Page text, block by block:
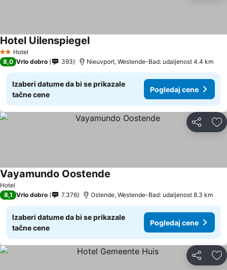
2 Zvezdice
Hotel
Hotel Uilenspiegel
8,0 Vrlo dobro 393 Nieuvport, Westende-Bad: udaljenost 4.4 km
Izaberi datume da bi se prikazale
tačne cene
Pogledaj cene
Deli
Hotel
Vayamundo Oostende
8,1 Vrlo dobro 7.376 Ostende, Westende-Bad: udaljenost 8.3 km
Izaberi datume da bi se prikazale
tačne cene
Pogledaj cene
Deli